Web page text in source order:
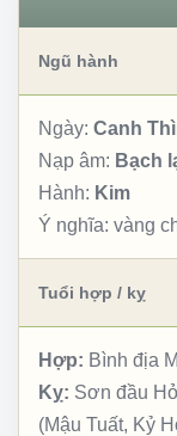
Ngũ hành
Ngày: Canh
Nạp âm: Bạch
Hành: Kim
Ý nghĩa: vàng
Tuổi hợp / kỵ
Hợp: Bình địa
Kỵ: Sơn đầu
(Mậu Tuất, Kỷ